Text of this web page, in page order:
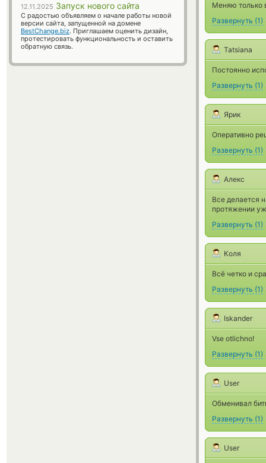
Меняю только
Развернуть (1)
Tatsiana
Постоянно
Развернуть (1)
Ярик
Оперативно
Развернуть (1)
Алекс
Все делается
протяжении
Развернуть (1)
Коля
Всё четко и
Развернуть (1)
Iskander
Vse otlichno!
Развернуть (1)
User
Обменивал
Развернуть (1)
User
12.11.2025 Запуск нового сайта
С радостью объявляем о начале работы новой
версии сайта, запущенной на домене
BestChange.biz. Приглашаем оценить дизайн,
протестировать функциональность и оставить
обратную связь.